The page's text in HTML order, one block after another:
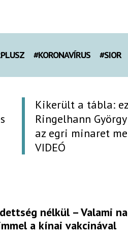
#KORONAVÍRUS #SIOR
Kikerült a tábla:
Ringelhann
az egri minaret
VIDEÓ
nélkül – Valami
a kínai vakcinával